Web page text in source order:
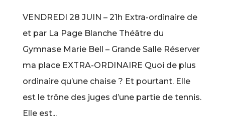
VENDREDI 28 JUIN – 21h Extra-ordinaire de
et par La Page Blanche Théâtre du
Gymnase Marie Bell – Grande Salle Réserver
ma place EXTRA-ORDINAIRE Quoi de plus
ordinaire qu’une chaise ? Et pourtant. Elle
est le trône des juges d’une partie de tennis.
Elle est...